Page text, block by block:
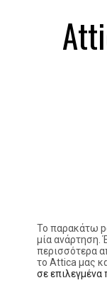
Το παρακάτω
μία ανάρτηση.
περισσότερα
το Attica μας
σε επιλεγμένα